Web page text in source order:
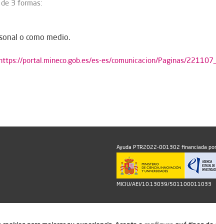
3 formas:
o como medio.​
portal.mineco.gob.es/es-es/comunicacion/Paginas/
Ayuda PTR2022-001302 financiada
MICIU/AEI/10.13039/501100011033